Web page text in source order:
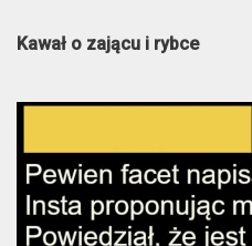
Kawał o zającu i rybce